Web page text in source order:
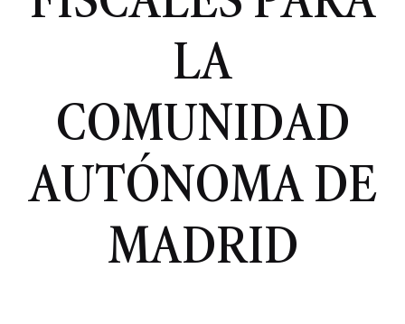
LA
COMUNIDAD
AUTÓNOMA DE
MADRID